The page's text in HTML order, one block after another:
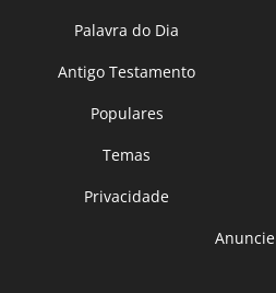
Palavra do Dia
Antigo Testamento
Populares
Temas
Privacidade
Anuncie